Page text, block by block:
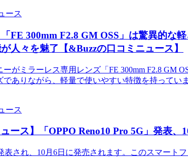
ース
FE 300mm F2.8 GM OSS」は驚異的な
人々を魅了【&Buzzの口コミニュース】
ーがミラーレス専用レンズ「FE 300mm F2.8 GM
でありながら、軽量で使いやすい特徴を持ってい
ース
ース】「OPPO Reno10 Pro 5G」発表、
表され、10月6日に発売されます。このスマート